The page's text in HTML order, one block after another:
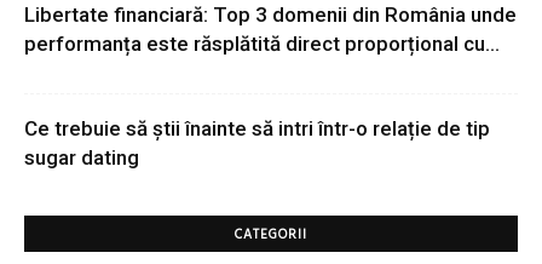
Libertate financiară: Top 3 domenii din România unde
performanța este răsplătită direct proporțional cu...
Ce trebuie să știi înainte să intri într-o relație de tip
sugar dating
CATEGORII